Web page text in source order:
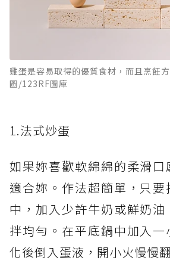
雞蛋是容易取得的優質食材，而且烹飪
圖/123RF圖庫
1.法式炒蛋
如果妳喜歡軟綿綿的柔滑
適合妳。作法超簡單，只
中，加入少許牛奶或鮮奶
拌均勻。在平底鍋中加入
化後倒入蛋液，開小火慢慢